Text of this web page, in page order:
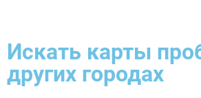
Искать карты
других городах